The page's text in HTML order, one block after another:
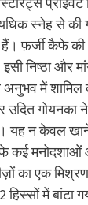
स्नेह से
फ़र्जी कैफे की
इसी निष्ठा
अनुभव में
उदित गोयनका
यह न केवल
कई मनोदशाओं
का एक
हिस्सों में